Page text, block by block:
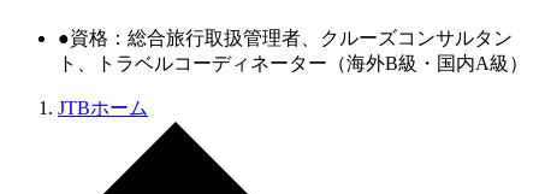
●資格：総合旅行取扱管理者、クルーズコンサルタン
ト、トラベルコーディネーター（海外B級・国内A級）
JTBホーム